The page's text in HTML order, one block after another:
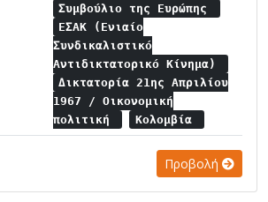
Συμβούλιο της Ευρώπης
ΕΣΑΚ (Ενιαίο
Συνδικαλιστικό
Αντιδικτατορικό Κίνημα)
Δικτατορία 21ης Απριλίου
1967 / Οικονομική
πολιτική
Κολομβία
Προβολή